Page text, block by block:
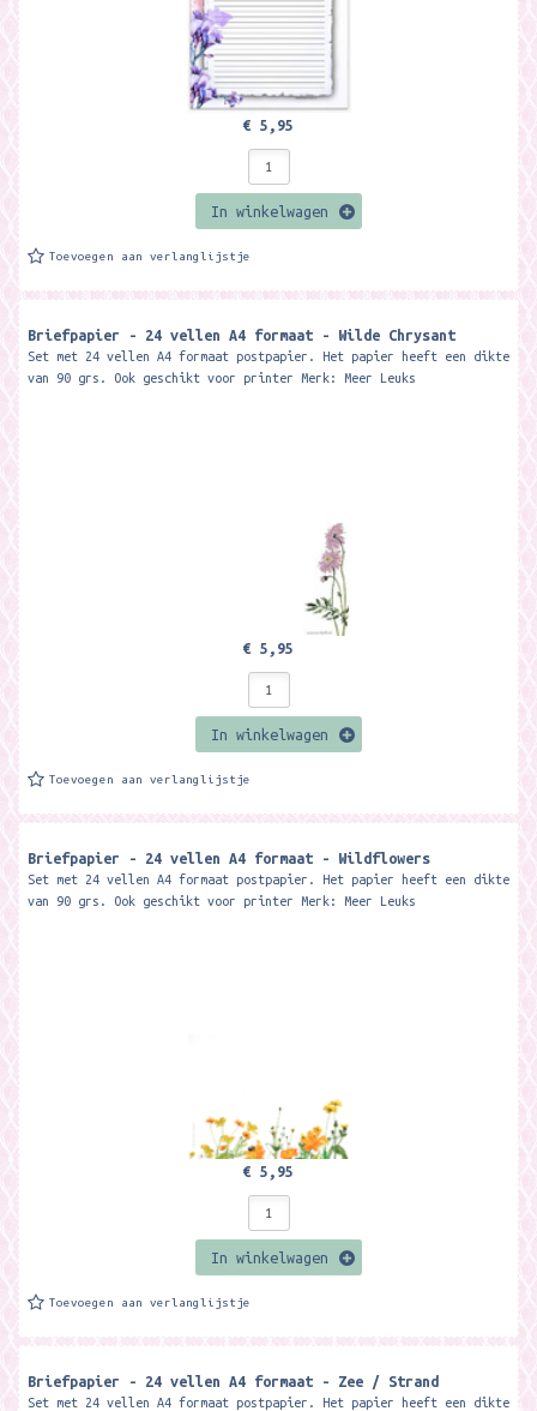
€ 5,95
In winkelwagen
Toevoegen aan verlanglijstje
Briefpapier - 24 vellen A4 formaat - Wilde Chrysant
Set met 24 vellen A4 formaat postpapier. Het papier heeft een dikte
van 90 grs. Ook geschikt voor printer Merk: Meer Leuks
€ 5,95
In winkelwagen
Toevoegen aan verlanglijstje
Briefpapier - 24 vellen A4 formaat - Wildflowers
Set met 24 vellen A4 formaat postpapier. Het papier heeft een dikte
van 90 grs. Ook geschikt voor printer Merk: Meer Leuks
€ 5,95
In winkelwagen
Toevoegen aan verlanglijstje
Briefpapier - 24 vellen A4 formaat - Zee / Strand
Set met 24 vellen A4 formaat postpapier. Het papier heeft een dikte